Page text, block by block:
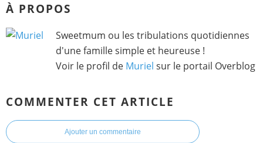
À PROPOS
Sweetmum ou les tribulations quotidiennes
d'une famille simple et heureuse !
Voir le profil de Muriel sur le portail Overblog
COMMENTER CET ARTICLE
Ajouter un commentaire